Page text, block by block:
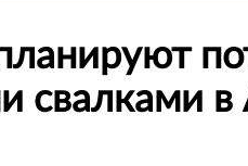
свалками в